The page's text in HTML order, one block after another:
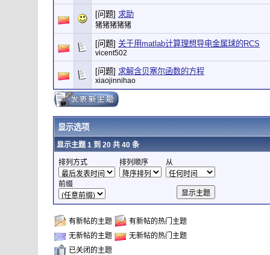
[问题] 求助
猪猪猪猪猪
[问题] 关于用matlab计算理想导电金属球的RCS
vicent502
[问题] 求解含贝塞尔函数的方程
xiaojinnihao
显示选项
显示主题 1 到 20 共 40 条
排列方式 排列顺序 从
前缀
有新帖的主题
有新帖的热门主题
无新帖的主题
无新帖的热门主题
已关闭的主题